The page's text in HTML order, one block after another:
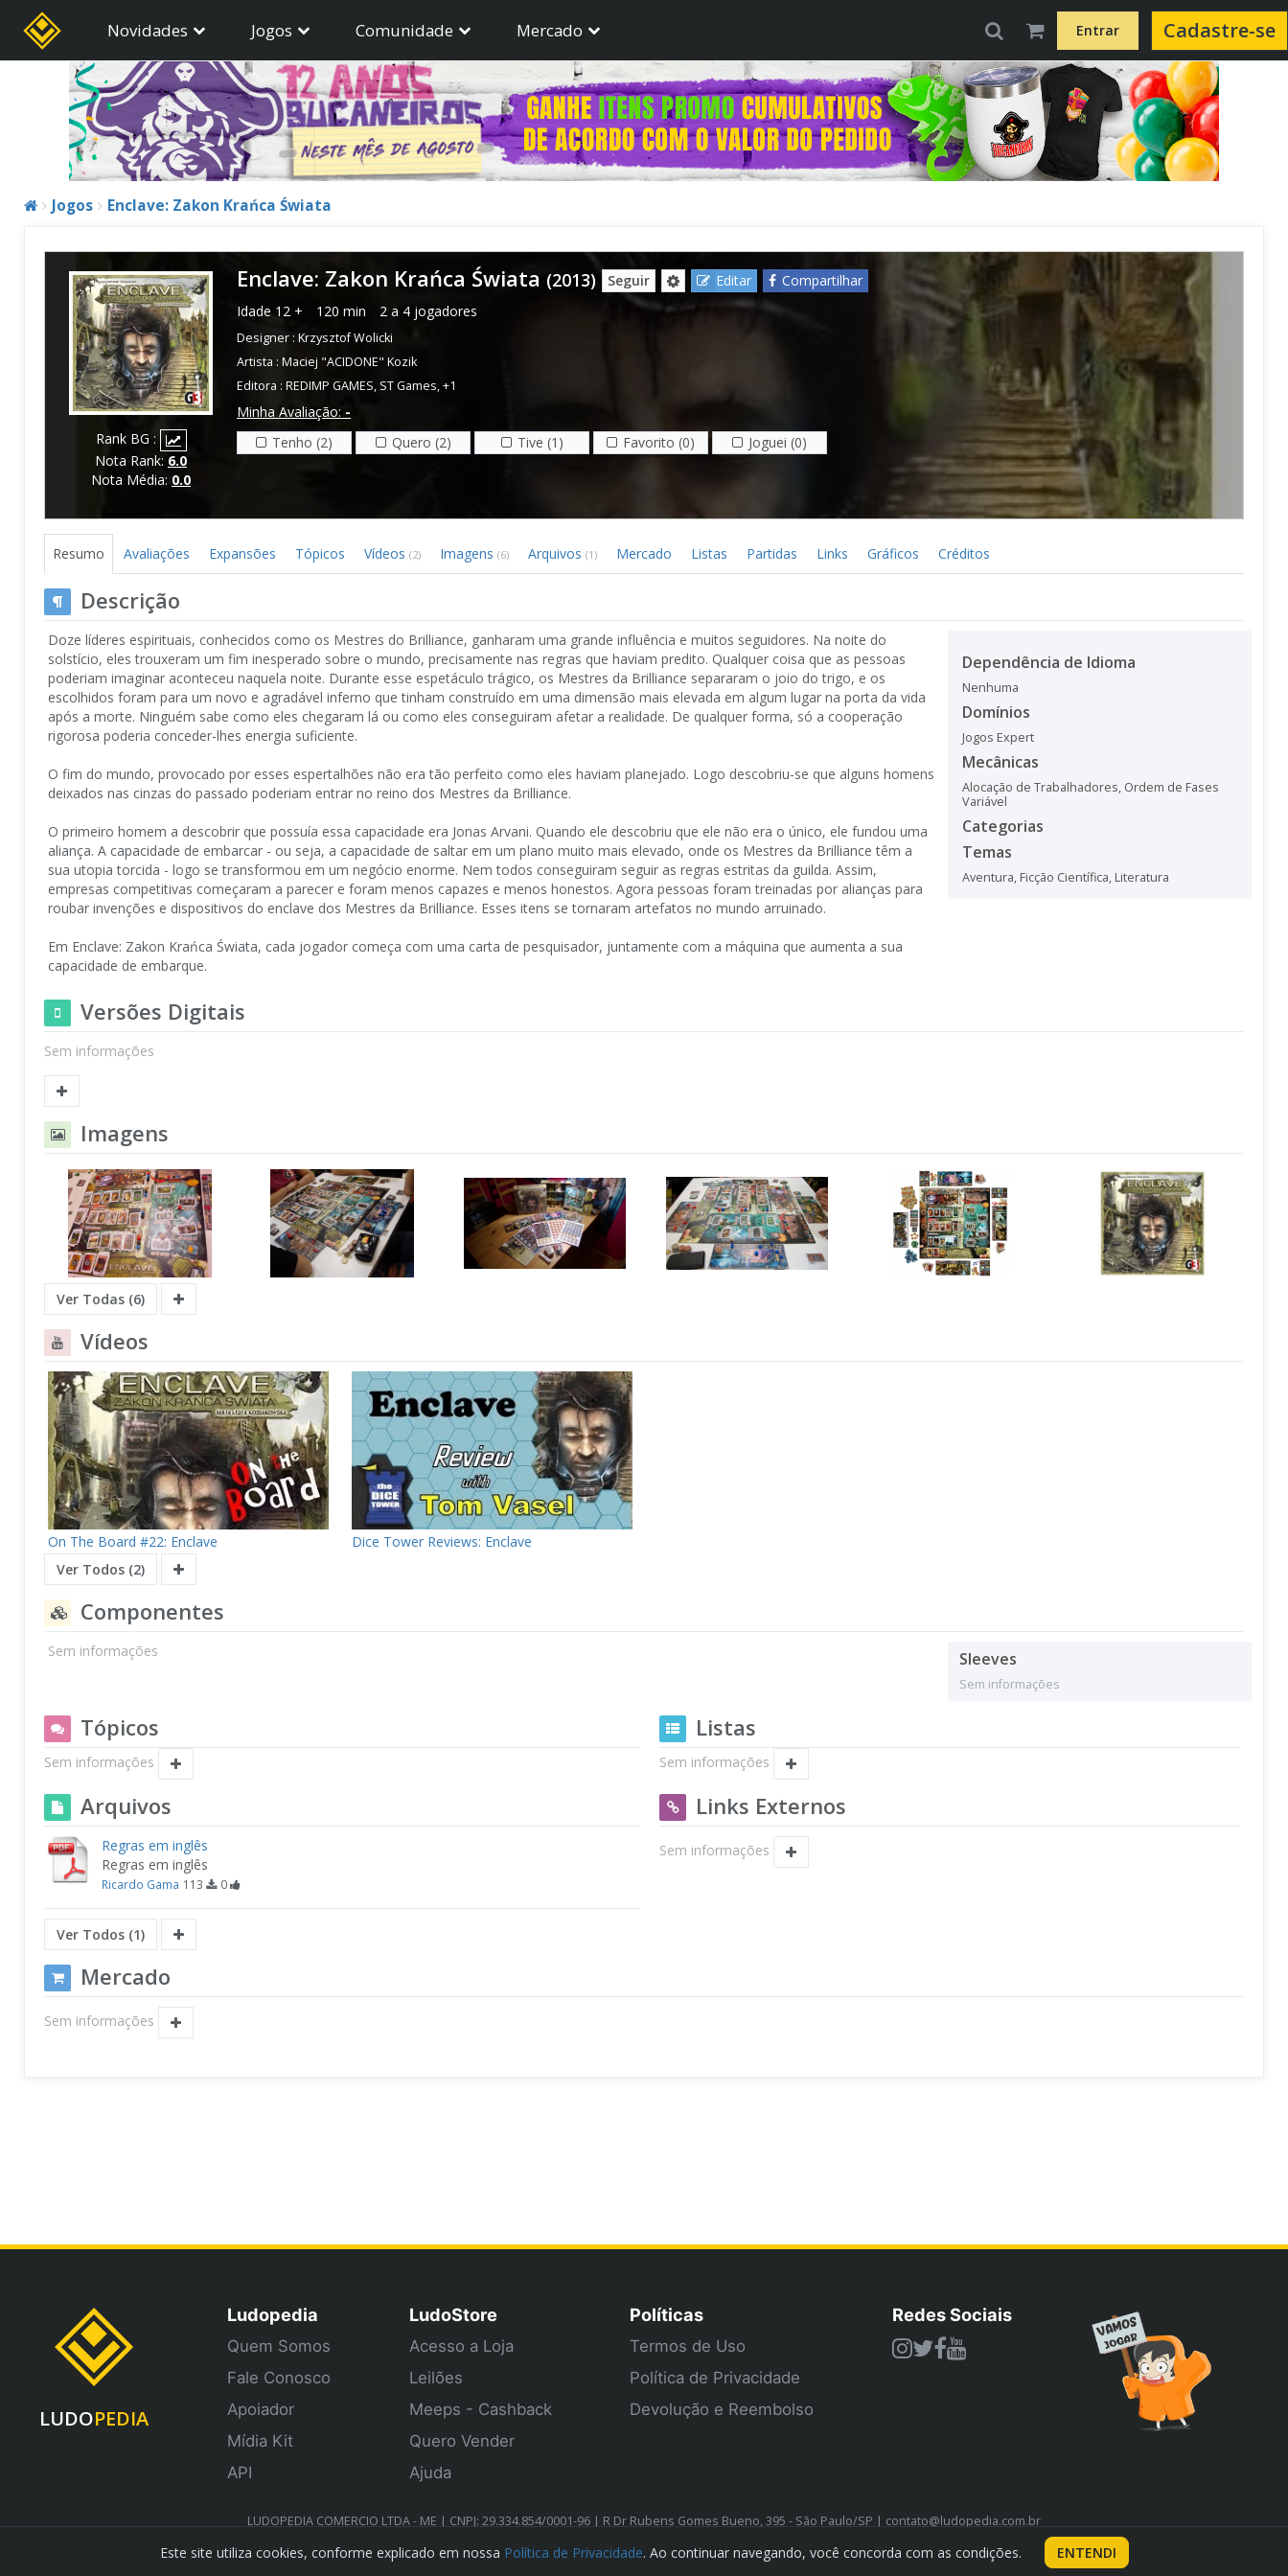
Novidades Jogos Comunidade Mercado Entrar Cadastre-se
Jogos Enclave: Zakon Krańca Świata
Rank BG :
Nota Rank: 6.0
Nota Média: 0.0
Enclave: Zakon Krańca Świata (2013) Seguir Editar
Compartilhar
Idade 12 + 120 min 2 a 4 jogadores
Designer : Krzysztof Wolicki
Artista : Maciej "ACIDONE" Kozik
Editora : REDIMP GAMES, ST Games,+1
Minha Avaliação: -
Tenho (2)
Quero (2) Tive (1) Favorito (0) Joguei (0)
Resumo Avaliações Expansões Tópicos Vídeos (2) Imagens (6) Arquivos (1) Mercado Listas Partidas Links Gráficos Créditos
Descrição
Doze líderes espirituais, conhecidos como os Mestres do Brilliance, ganharam uma grande influência e muitos seguidores. Na noite do
solstício, eles trouxeram um fim inesperado sobre o mundo, precisamente nas regras que haviam predito. Qualquer coisa que as pessoas
poderiam imaginar aconteceu naquela noite. Durante esse espetáculo trágico, os Mestres da Brilliance separaram o joio do trigo, e os
escolhidos foram para um novo e agradável inferno que tinham construído em uma dimensão mais elevada em algum lugar na porta da vida
após a morte. Ninguém sabe como eles chegaram lá ou como eles conseguiram afetar a realidade. De qualquer forma, só a cooperação
rigorosa poderia conceder-lhes energia suficiente.
O fim do mundo, provocado por esses espertalhões não era tão perfeito como eles haviam planejado. Logo descobriu-se que alguns homens
deixados nas cinzas do passado poderiam entrar no reino dos Mestres da Brilliance.
O primeiro homem a descobrir que possuía essa capacidade era Jonas Arvani. Quando ele descobriu que ele não era o único, ele fundou uma
aliança. A capacidade de embarcar - ou seja, a capacidade de saltar em um plano muito mais elevado, onde os Mestres da Brilliance têm a
sua utopia torcida - logo se transformou em um negócio enorme. Nem todos conseguiram seguir as regras estritas da guilda. Assim,
empresas competitivas começaram a parecer e foram menos capazes e menos honestos. Agora pessoas foram treinadas por alianças para
roubar invenções e dispositivos do enclave dos Mestres da Brilliance. Esses itens se tornaram artefatos no mundo arruinado.
Em Enclave: Zakon Krańca Świata, cada jogador começa com uma carta de pesquisador, juntamente com a máquina que aumenta a sua
capacidade de embarque.
Dependência de Idioma
Nenhuma
Domínios
Jogos Expert
Mecânicas
Alocação de Trabalhadores, Ordem de Fases
Variável
Categorias
Temas
Aventura, Ficção Científica, Literatura
Versões Digitais
Sem informações
Imagens
Ver Todas (6)
Vídeos
On The Board #22: Enclave
Dice Tower Reviews: Enclave
Ver Todos (2)
Componentes
Sem informações Sleeves
Sem informações
Tópicos
Sem informações
Listas
Sem informações
Arquivos
Regras em inglês
Regras em inglês
Ricardo Gama 113 0
Ver Todos (1)
Links Externos
Sem informações
Mercado
Sem informações
LUDOPEDIA
Ludopedia
Quem Somos
Fale Conosco
Apoiador
Mídia Kit
API
LudoStore
Acesso a Loja
Leilões
Meeps - Cashback
Quero Vender
Ajuda
Políticas
Termos de Uso
Política de Privacidade
Devolução e Reembolso
Redes Sociais
LUDOPEDIA COMERCIO LTDA - ME | CNPJ: 29.334.854/0001-96 | R Dr Rubens Gomes Bueno, 395 - São Paulo/SP | contato@ludopedia.com.br
Este site utiliza cookies, conforme explicado em nossa Política de Privacidade. Ao continuar navegando, você concorda com as condições. ENTENDI